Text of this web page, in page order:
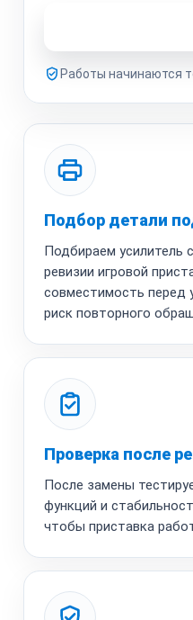
Работы начинаются
Подбор детали
Подбираем усилитель
ревизии игровой
совместимость перед
риск повторного
Проверка после
После замены
функций и
чтобы приставка